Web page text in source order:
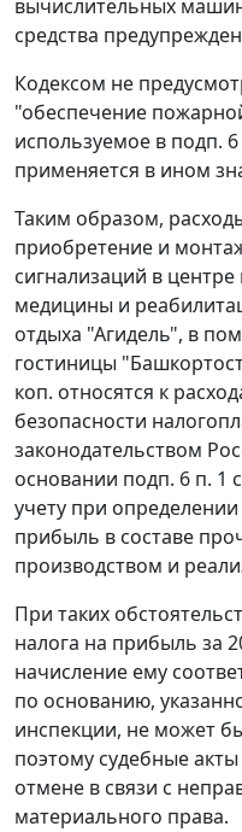
вычислительных
средства
Кодексом не
"обеспечение
используемое в подп. 6
применяется в ином
Таким образом,
приобретение и
сигнализаций в
медицины и
отдыха "Агидель", в
гостиницы
коп. относятся к
безопасности
законодательством
основании подп. 6 п. 1
учету при
прибыль в составе
производством и
При таких
налога на прибыль за
начисление ему
по основанию,
инспекции, не может
поэтому судебные
отмене в связи с
материального права.